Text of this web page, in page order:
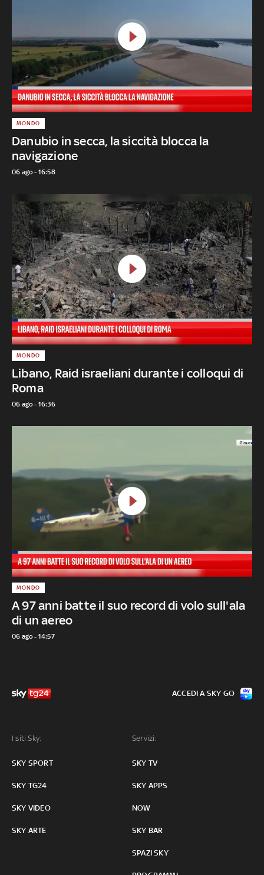
Danubio in secca, la siccità blocca la
navigazione
MONDO
06 ago - 16:58
Libano, Raid israeliani durante i colloqui di
Roma
MONDO
06 ago - 16:36
A 97 anni batte il suo record di volo sull'ala
di un aereo
MONDO
06 ago - 14:57
I siti Sky:
SKY SPORT
SKY TG24
SKY VIDEO
SKY ARTE
Servizi:
SKY TV
SKY APPS
NOW
SKY BAR
SPAZI SKY
ACCEDI A SKY GO